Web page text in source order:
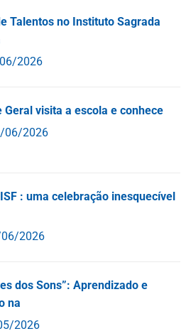
Talentos no Instituto Sagrada
2026
Geral visita a escola e conhece
06/2026
: uma celebração inesquecível
2026
dos Sons”: Aprendizado e
na
2026